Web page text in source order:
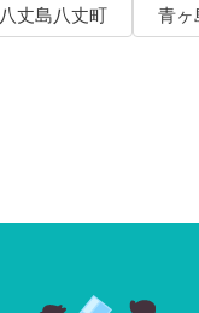
八丈島八丈町
青ヶ